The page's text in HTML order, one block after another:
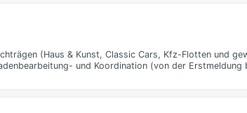
(Haus & Kunst, Classic Cars, Kfz-Flotten und
und Koordination (von der Erstmeldung